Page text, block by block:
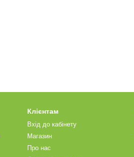
Клієнтам
Вхід до кабінету
Магазин
Про нас